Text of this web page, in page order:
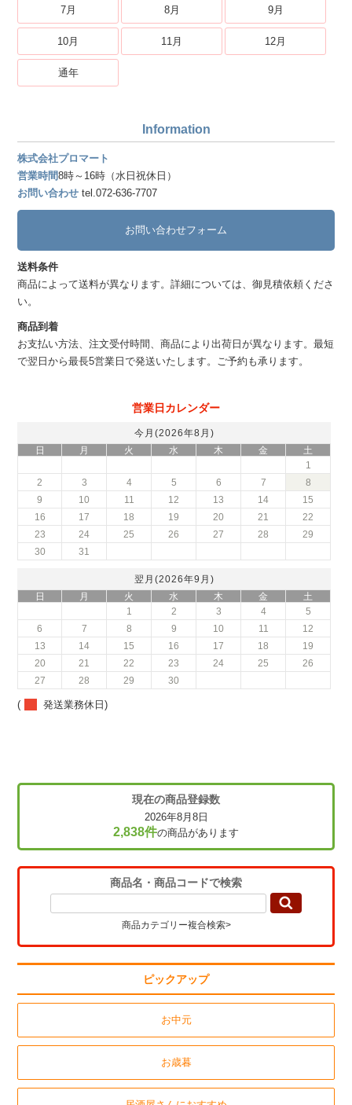
7月 8月 9月
10月 11月 12月
通年
Information
株式会社プロマート
営業時間8時～16時（水日祝休日）
お問い合わせ tel.072-636-7707
お問い合わせフォーム
送料条件
商品によって送料が異なります。詳細については、御見積依頼くださ
い。
商品到着
お支払い方法、注文受付時間、商品により出荷日が異なります。最短
で翌日から最長5営業日で発送いたします。ご予約も承ります。
営業日カレンダー
今月(2026年8月)
日
月 火 水 木 金
土
1
2
3 4 5 6 7
8
9
10 11 12 13 14
15
16
17 18 19 20 21
22
23
24 25 26 27 28
29
30
31
翌月(2026年9月)
日
月 火 水 木 金
土
1
2 3 4
5
6
7 8 9 10 11
12
13
14 15 16 17 18
19
20
21 22 23 24 25
26
27
28 29 30
( 発送業務休日)
現在の商品登録数
2026年8月8日
2,838件の商品があります
商品名・商品コードで検索
商品カテゴリー複合検索>
ピックアップ
お中元
お歳暮